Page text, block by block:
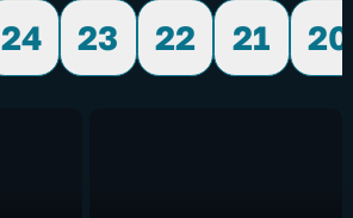
24 23 22 21
20